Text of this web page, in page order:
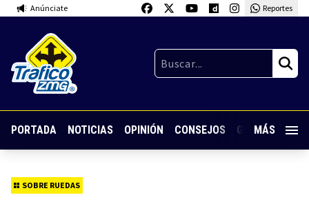
Anúnciate Reportes
PORTADA NOTICIAS OPINIÓN CONSEJOS GUARDIA
MÁS
SOBRE RUEDAS